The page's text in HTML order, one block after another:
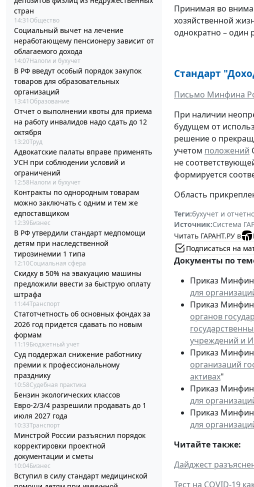
стран
14:31 Общество
Социальный вычет на лечение
неработающему пенсионеру зависит от
облагаемого дохода
14:07Налоги и бухучет
В РФ введут особый порядок закупок
товаров для образовательных
организаций
13:41 Образование
Отчет о выполнении квоты для приема
на работу инвалидов надо сдать до 12
октября
13:20Труд
Адвокатские палаты вправе применять
УСН при соблюдении условий и
ограничений
12:58Налоги и бухучет
Контракты по однородным товарам
можно заключать с одним и тем же
едпоставщиком
12:39Бизнес
В РФ утвердили стандарт медпомощи
детям при наследственной
тирозинемии 1 типа
12:10Социальная сфера
Скидку в 50% на эвакуацию машины
предложили ввести за быструю оплату
штрафа
11:44Транспорт
Статотчетность об основных фондах за
2026 год придется сдавать по новым
формам
11:19Бюджетный учет
Суд поддержал снижение работнику
премии к профессиональному
празднику
10:58Судебная практика
Бензин экологических классов
Евро-2/3/4 разрешили продавать до 1
июля 2027 года
10:33Транспорт
Минстрой России разъяснил порядок
корректировки проектной
документации и сметы
10:04Бизнес
Вступил в силу стандарт медицинской
Принимая во
хозяйственной
однократно – один
Стандарт
Письмо Минфина
При наличии
будущем от
решение о
учетом положений
не
формируется
Область
Теги:бухучет и
Источник:Система
Читать ГАРАНТ.РУ в
Подписаться на
Документы по
Приказ
для
Приказ
органов
учреждений и
Приказ
организаций
активах"
Приказ
для
Приказ
для
Читайте также:
Дайджест
Тест на COVID-19